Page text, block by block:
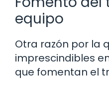
equipo
Otra razón por la
imprescindibles
que fomentan el